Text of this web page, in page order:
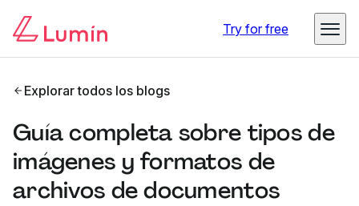
Try for free
Explorar todos los blogs
Guía completa sobre tipos de
imágenes y formatos de
archivos de documentos